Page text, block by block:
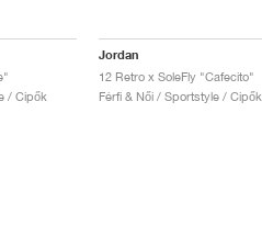
/ Cipők
Jordan
12 Retro x SoleFly "Cafecito"
Férfi & Női / Sportstyle / Cipők